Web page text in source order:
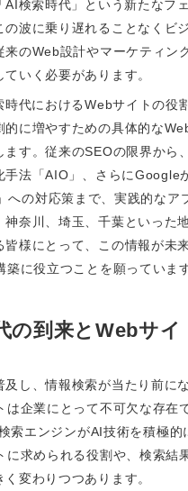
検索時代」という新たなフ
の波に乗り遅れることなくビ
来のWeb設計やマーケティン
いく必要があります。
代におけるWebサイトの役
的に増やすための具体的な
ます。従来のSEOの限界から
手法「AIO」、さらにGoogle
への対応策まで、実践的なア
神奈川、埼玉、千葉といった
皆様にとって、この情報が未
に役立つことを願っています
の到来とWebサイ
及し、情報検索が当たり前に
は企業にとって不可欠な存在
索エンジンがAI技術を積極的
に求められる役割や、検索結
変わりつつあります。